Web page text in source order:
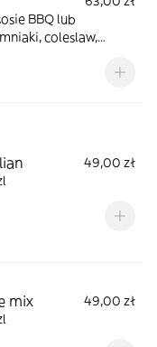
BBQ lub
coleslaw,
49,00 zł
mix
49,00 zł